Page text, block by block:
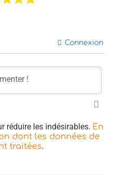
Connexion
réduire les indésirables. En
dont les données de
traitées.